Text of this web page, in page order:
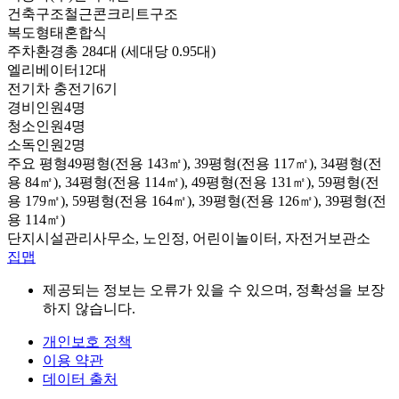
건축구조철근콘크리트구조
복도형태 혼합식
주차환경총 284대 (세대당 0.95대)
엘리베이터 12대
전기차 충전기 6기
경비인원4명
청소인원4명
소독인원 2명
주요 평형49평형(전용 143㎡), 39평형(전용 117㎡), 34평형(전
용 84㎡), 34평형(전용 114㎡), 49평형(전용 131㎡), 59평형(전
용 179㎡), 59평형(전용 164㎡), 39평형(전용 126㎡), 39평형(전
용 114㎡)
단지시설관리사무소, 노인정, 어린이놀이터, 자전거보관소
집맵
제공되는 정보는 오류가 있을 수 있으며, 정확성을 보장
하지 않습니다.
개인보호 정책
이용 약관
데이터 출처